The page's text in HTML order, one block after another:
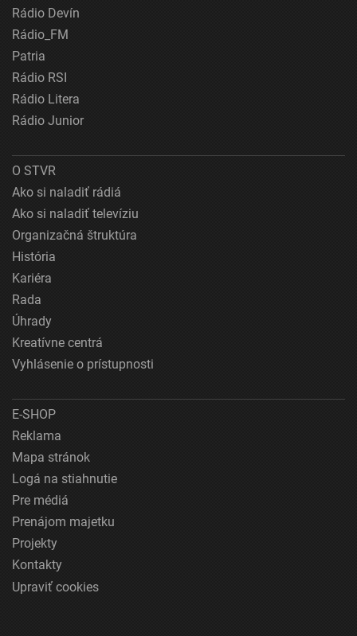
Rádio Devín
Rádio_FM
Patria
Rádio RSI
Rádio Litera
Rádio Junior
O STVR
Ako si naladiť rádiá
Ako si naladiť televíziu
Organizačná štruktúra
História
Kariéra
Rada
Úhrady
Kreatívne centrá
Vyhlásenie o prístupnosti
E-SHOP
Reklama
Mapa stránok
Logá na stiahnutie
Pre médiá
Prenájom majetku
Projekty
Kontakty
Upraviť cookies